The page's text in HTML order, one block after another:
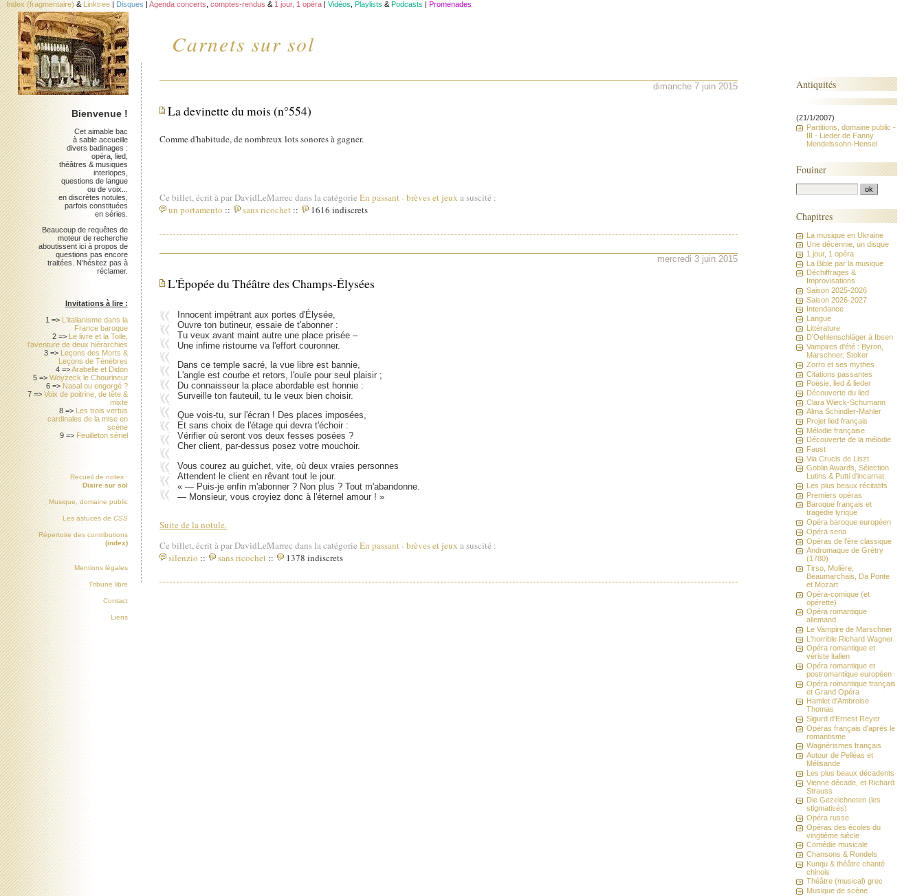
Carnets sur sol
Index (fragmentaire) & Linktree | Disques | Agenda concerts comptes-rendus & 1 jour, 1 opéra | Vidéos Playlists & Podcasts | Promenades
dimanche 7 juin 2015
La devinette du mois (n°554)
Comme d'habitude, de nombreux lots sonores à gagner.
Ce billet, écrit à par DavidLeMarrec dans la catégorieEn passant - brèves et jeux a suscité :
un portamento :: sans ricochet :: 1616 indiscrets
mercredi 3 juin 2015
L'Épopée du Théâtre des Champs-Élysées
Innocent impétrant aux portes d'Élysée,
Ouvre ton butineur, essaie de t'abonner :
Tu veux avant maint autre une place prisée –
Une infime ristourne va l'effort couronner.
Dans ce temple sacré, la vue libre est bannie,
L'angle est courbe et retors, l'ouïe pour seul plaisir ;
Du connaisseur la place abordable est honnie :
Surveille ton fauteuil, tu le veux bien choisir.
Que vois-tu, sur l'écran ! Des places imposées,
Et sans choix de l'étage qui devra t'échoir :
Vérifier où seront vos deux fesses posées ?
Cher client, par-dessus posez votre mouchoir.
Vous courez au guichet, vite, où deux vraies personnes
Attendent le client en rêvant tout le jour.
« — Puis-je enfin m'abonner ? Non plus ? Tout m'abandonne.
— Monsieur, vous croyiez donc à l'éternel amour ! »
Suite de la notule.
Ce billet, écrit à par DavidLeMarrec dans la catégorieEn passant - brèves et jeux a suscité :
silenzio :: sans ricochet :: 1378 indiscrets
Bienvenue !
Cet aimable bac
à sable accueille
divers badinages :
opéra, lied,
théâtres & musiques
interlopes,
questions de langue
ou de voix...
en discrètes notules,
parfois constituées
en séries.
Beaucoup de requêtes de
moteur de recherche
aboutissent ici à propos de
questions pas encore
traitées. N'hésitez pas à
réclamer.
Invitations à lire :
1 => L'italianisme dans la
France baroque
2 => Le livre et la Toile,
l'aventure de deux hiérarchies
3 => Leçons des Morts &
Leçons de Ténèbres
4 =>Arabelle et Didon
5 =>Woyzeck le Chourineur
6 => Nasal ou engorgé ?
7 =>Voix de poitrine, de tête &
mixte
8 => Les trois vertus
cardinales de la mise en
scène
9 => Feuilleton sériel
Recueil de notes :
Diaire sur sol
Musique, domaine public
Les astuces de CSS
Répertoire des contributions
(index)
Mentions légales
Tribune libre
Contact
Liens
Antiquités
(21/1/2007)
Partitions, domaine public -
III - Lieder de Fanny
Mendelssohn-Hensel
Fouiner
Chapitres
La musique en Ukraine
Une décennie, un disque
1 jour, 1 opéra
La Bible par la musique
Déchiffrages &
Improvisations
Saison 2025-2026
Saison 2026-2027
Intendance
Langue
Littérature
D'Oehlenschläger à Ibsen
Vampires d'été : Byron,
Marschner, Stoker
Zorro et ses mythes
Citations passantes
Poésie, lied & lieder
Découverte du lied
Clara Wieck-Schumann
Alma Schindler-Mahler
Projet lied français
Mélodie française
Découverte de la mélodie
Faust
Via Crucis de Liszt
Goblin Awards, Sélection
Lutins & Putti d'incarnat
Les plus beaux récitatifs
Premiers opéras
Baroque français et
tragédie lyrique
Opéra baroque européen
Opéra seria
Opéras de l'ère classique
Andromaque de Grétry
(1780)
Tirso, Molière,
Beaumarchais, Da Ponte
et Mozart
Opéra-comique (et
opérette)
Opéra romantique
allemand
Le Vampire de Marschner
L'horrible Richard Wagner
Opéra romantique et
vériste italien
Opéra romantique et
postromantique européen
Opéra romantique français
et Grand Opéra
Hamlet d'Ambroise
Thomas
Sigurd d'Ernest Reyer
Opéras français d'après le
romantisme
Wagnérismes français
Autour de Pelléas et
Mélisande
Les plus beaux décadents
Vienne décade, et Richard
Strauss
Die Gezeichneten (les
stigmatisés)
Opéra russe
Opéras des écoles du
vingtième siècle
Comédie musicale
Chansons & Rondels
Kunqu & théâtre chanté
chinois
Théâtre (musical) grec
Musique de scène